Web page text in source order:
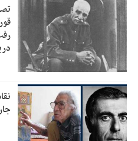
2:46
بقائی: فضای مذاکرات فنی و
هرمز، مثبت است
1:30
رئیس سازمان جهاد کشاورزی
دریافت یارانه کود اقدام کنند
1:00 تمدید مهلت اظهارنامه‌های مالیاتی سال ۱۴۰۴ تا پایان